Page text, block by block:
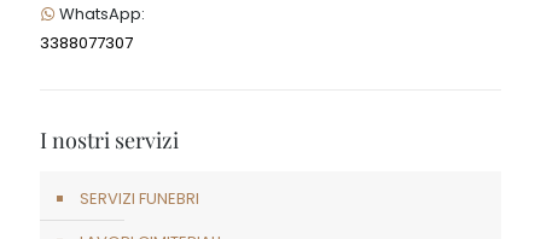
WhatsApp:
3388077307
I nostri servizi
SERVIZI FUNEBRI